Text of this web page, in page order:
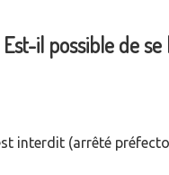
Est-il possible de
interdit (arrêté